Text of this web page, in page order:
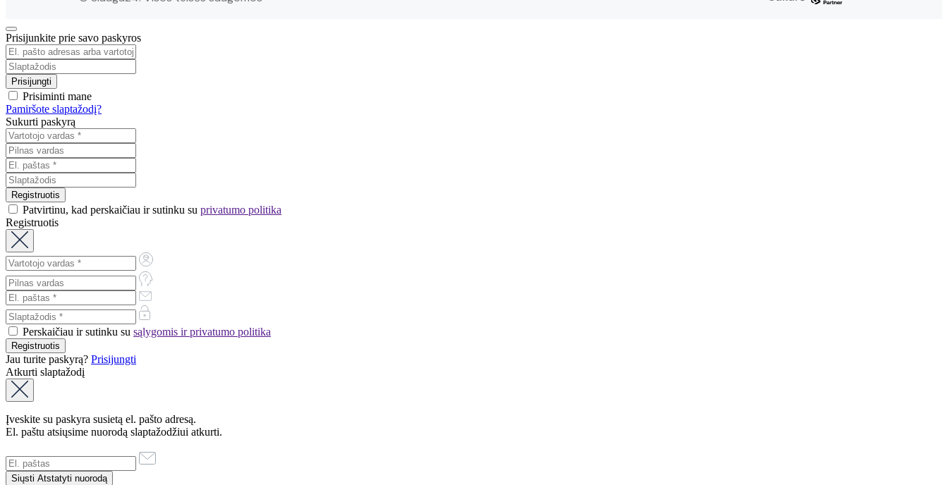
Prisijunkite prie savo paskyros
Prisiminti mane
Pamiršote slaptažodį?
Sukurti paskyrą
Patvirtinu, kad perskaičiau ir sutinku su privatumo politika
Registruotis
Perskaičiau ir sutinku su sąlygomis ir privatumo politika
Jau turite paskyrą? Prisijungti
Atkurti slaptažodį
Įveskite su paskyra susietą el. pašto adresą.
El. paštu atsiųsime nuorodą slaptažodžiui atkurti.